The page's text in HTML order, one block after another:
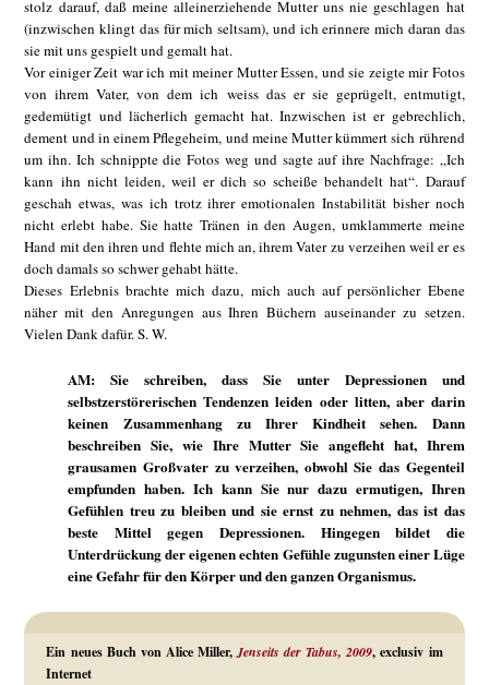
stolz darauf, daß meine alleinerziehende Mutter uns nie geschlagen hat
(inzwischen klingt das für mich seltsam), und ich erinnere mich daran das
sie mit uns gespielt und gemalt hat.
Vor einiger Zeit war ich mit meiner Mutter Essen, und sie zeigte mir Fotos
von ihrem Vater, von dem ich weiss das er sie geprügelt, entmutigt,
gedemütigt und lächerlich gemacht hat. Inzwischen ist er gebrechlich,
dement und in einem Pflegeheim, und meine Mutter kümmert sich rührend
um ihn. Ich schnippte die Fotos weg und sagte auf ihre Nachfrage: „Ich
kann ihn nicht leiden, weil er dich so scheiße behandelt hat“. Darauf
geschah etwas, was ich trotz ihrer emotionalen Instabilität bisher noch
nicht erlebt habe. Sie hatte Tränen in den Augen, umklammerte meine
Hand mit den ihren und flehte mich an, ihrem Vater zu verzeihen weil er es
doch damals so schwer gehabt hätte.
Dieses Erlebnis brachte mich dazu, mich auch auf persönlicher Ebene
näher mit den Anregungen aus Ihren Büchern auseinander zu setzen.
Vielen Dank dafür. S. W.
AM: Sie schreiben, dass Sie unter Depressionen und
selbstzerstörerischen Tendenzen leiden oder litten, aber darin
keinen Zusammenhang zu Ihrer Kindheit sehen. Dann
beschreiben Sie, wie Ihre Mutter Sie angefleht hat, Ihrem
grausamen Großvater zu verzeihen, obwohl Sie das Gegenteil
empfunden haben. Ich kann Sie nur dazu ermutigen, Ihren
Gefühlen treu zu bleiben und sie ernst zu nehmen, das ist das
beste Mittel gegen Depressionen. Hingegen bildet die
Unterdrückung der eigenen echten Gefühle zugunsten einer Lüge
eine Gefahr für den Körper und den ganzen Organismus.
Ein neues Buch von Alice Miller,Jenseits der Tabus, 2009, exclusiv im
Internet